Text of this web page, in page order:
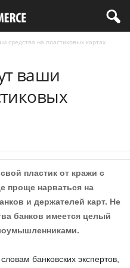
средства на пластиковых картах
ваши
пластик от кражи с
проще нарваться на
и держателей карт. Не
банков имеется целый
банковских экспертов,